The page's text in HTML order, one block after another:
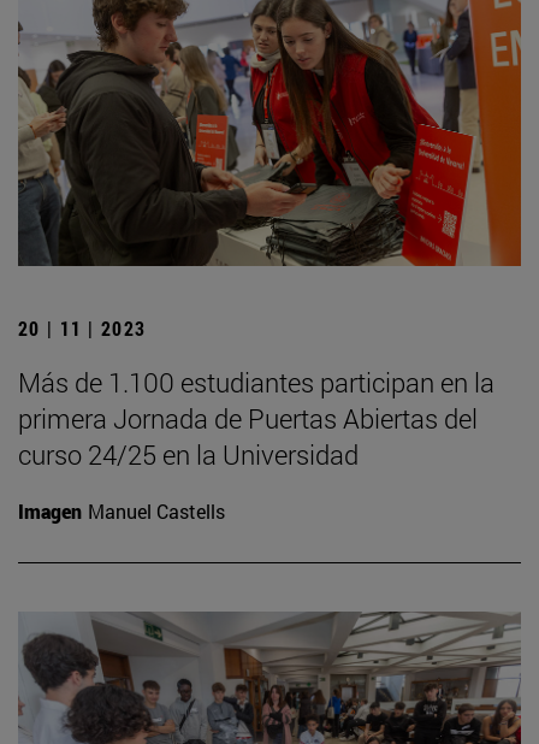
20 | 11 | 2023
Más de 1.100 estudiantes participan en la
primera Jornada de Puertas Abiertas del
curso 24/25 en la Universidad
Imagen Manuel Castells